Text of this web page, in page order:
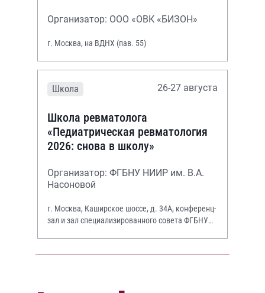
Организатор: ООО «ОВК «БИЗОН»
г. Москва, на ВДНХ (пав. 55)
Школа 26-27 августа
Школа ревматолога
«Педиатрическая ревматология
2026: снова в школу»
Организатор: ФГБНУ НИИР им. В.А.
Насоновой
г. Москва, Каширское шоссе, д. 34А, конференц-
зал и зал специализированного совета ФГБНУ